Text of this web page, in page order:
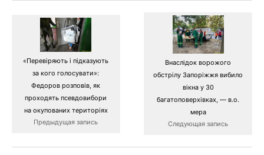
«Перевіряють і підказують
за кого голосувати»:
Федоров розповів, як
проходять псевдовибори
на окупованих територіях
Предыдущая запись
Внаслідок ворожого
обстрілу Запоріжжя вибило
вікна у 30
багатоповерхівках, — в.о.
мера
Следующая запись